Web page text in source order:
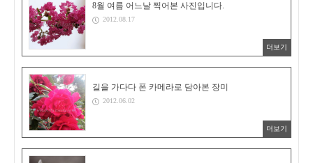
8월 여름 어느날 찍어본 사진입니다.
2012.08.17
더보기
길을 가다다 폰 카메라로 담아본 장미
2012.06.02
더보기